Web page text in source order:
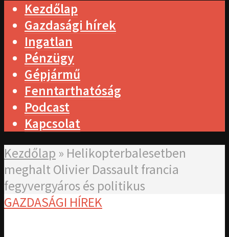
Kezdőlap
Gazdasági hírek
Ingatlan
Pénzügy
Gépjármű
Fenntarthatóság
Podcast
Kapcsolat
Kezdőlap » Helikopterbalesetben
meghalt Olivier Dassault francia
fegyvergyáros és politikus
GAZDASÁGI HÍREK